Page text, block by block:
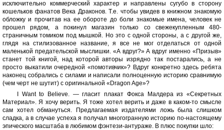
исключительно коммерческий характер и направлены сугубо в сторону
кошельков фанатов Века Драконов. Т.е. чтобы увидев в книжном знакомую
обложку и прочитав на ее обороте до боли знакомые имена, человек не
прошел рядом, а покинул магазин только со свежекупленным 480-
страничным томиком под мышкой. Но это с одной стороны, а с другой же,
глядя на стилизованное название, я все не мог отделаться от одной
маленькой предательской мыслишки. «А вдруг?» А вдруг именно «Призыв»
станет той книгой, над которой авторы изрядно так постарались, а не
просто выкатили очередной «помотивчик»? Вдруг конкретно здесь ребята
наконец собрались с силами и написали полноценную историю сравнимую
(чем черт не шутит) с оригинальной «Dragon Age»?
I Want to Believe. — гласит плакат Фокса Малдера из «Секретных
Материал». Я хочу верить. Я тоже хотел верить и даже в каком-то смысле
сам хотел обмануться. Предлагаемая издателями ложь была слишком
сладка, а в случае успеха я получал многогранную историю по-настоящему
эпического масштаба в любимом фэнтези-антураже. В плюс покупки шло: